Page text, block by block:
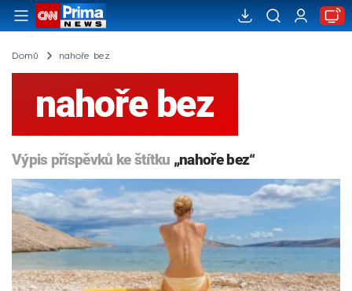
Domů nahoře bez
nahoře bez
Výpis příspěvků ke štítku „nahoře bez“